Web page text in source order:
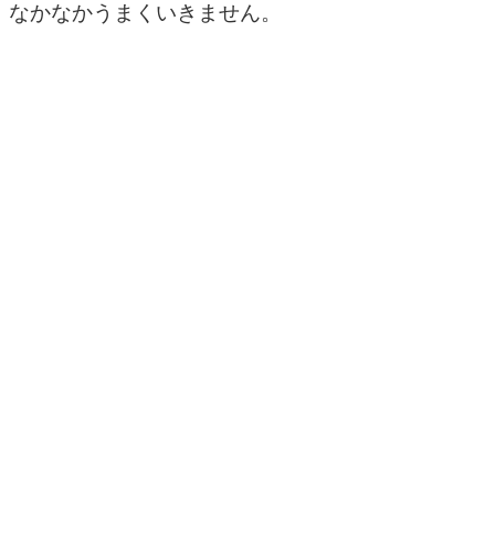
なかなかうまくいきません。